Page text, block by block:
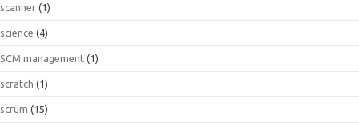
scanner (1)
science (4)
SCM management (1)
scratch (1)
scrum (15)